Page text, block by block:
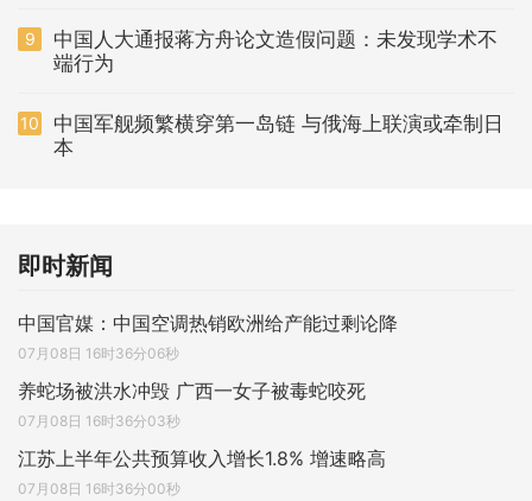
9
中国人大通报蒋方舟论文造假问题：未发现学术不
端行为
10
中国军舰频繁横穿第一岛链 与俄海上联演或牵制日
本
即时新闻
中国官媒：中国空调热销欧洲给产能过剩论降
07月08日 16时36分06秒
养蛇场被洪水冲毁 广西一女子被毒蛇咬死
07月08日 16时36分03秒
江苏上半年公共预算收入增长1.8% 增速略高
07月08日 16时36分00秒